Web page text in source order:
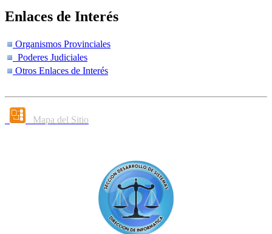
Enlaces de Interés
Organismos Provinciales
Poderes Judiciales
Otros Enlaces de Interés
Mapa del Sitio